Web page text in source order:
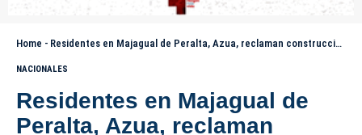
Home - Residentes en Majagual de Peralta, Azua, reclaman construcción de destacamento policial
NACIONALES
Residentes en Majagual de
Peralta, Azua, reclaman